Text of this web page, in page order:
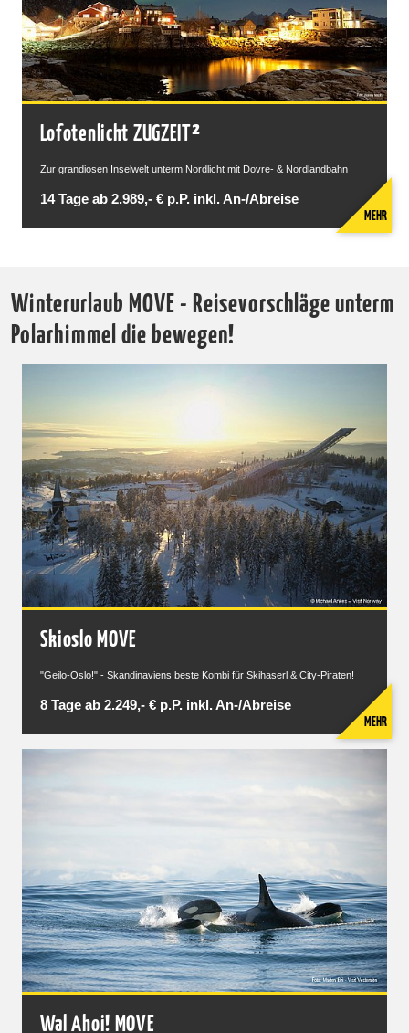
Lofotenlicht ZUGZEIT²
Zur grandiosen Inselwelt unterm Nordlicht mit Dovre- & Nordlandbahn
14 Tage ab 2.989,- € p.P. inkl. An-/Abreise
MEHR
Winterurlaub MOVE - Reisevorschläge unterm
Polarhimmel die bewegen!
Skioslo MOVE
"Geilo-Oslo!" - Skandinaviens beste Kombi für Skihaserl & City-Piraten!
8 Tage ab 2.249,- € p.P. inkl. An-/Abreise
MEHR
Wal Ahoi! MOVE